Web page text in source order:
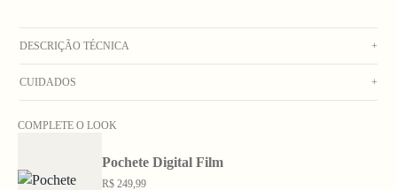
1/ 6
DESCRIÇÃO TÉCNICA +
Camiseta off white com silk frontal esquerdo e silk colorido centralizado nas costas
variar 3% para mais ou para menos)
As medidas podem variar em 1cm para mais ou para menos em comparação com a
CUIDADOS +
Lavar na máquina com água fria. Secar no varal. Não usar alvejante. Não deixar de
temperatura média.
COMPLETE O LOOK
Pochete Digital Film
R$ 249,99